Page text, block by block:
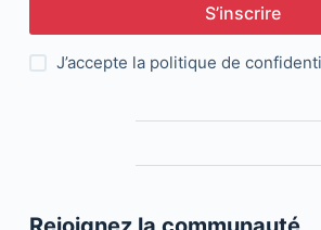
S’inscrire
J’accepte la politique de